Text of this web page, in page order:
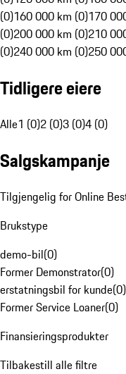
(0)160 000 km (0)170
(0)200 000 km (0)210
(0)240 000 km (0)250
Tidligere eiere
Alle1 (0)2 (0)3 (0)4 (0)
Salgskampanje
Tilgjengelig for Online
Brukstype
demo-bil(0)
Former Demonstrator(0)
erstatningsbil for kunde(0)
Former Service Loaner(0)
Finansieringsprodukter
Tilbakestill alle filtre